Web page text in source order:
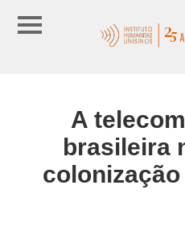
A
brasileira